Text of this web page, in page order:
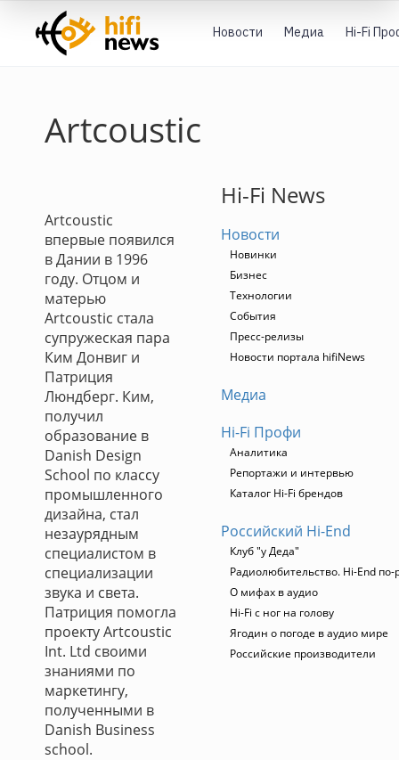
Новости Медиа Hi-Fi
Artcoustic
Artcoustic
впервые появился
в Дании в 1996
году. Отцом и
матерью
Artcoustic стала
супружеская пара
Ким Донвиг и
Патриция
Люндберг. Ким,
получил
образование в
Danish Design
School по классу
промышленного
дизайна, стал
незаурядным
специалистом в
специализации
звука и света.
Патриция помогла
проекту Artcoustic
Int. Ltd своими
знаниями по
маркетингу,
полученными в
Danish Business
school.
Hi-Fi News
Новости
Новинки
Бизнес
Технологии
События
Пресс-релизы
Новости портала hifiNews
Медиа
Hi-Fi Профи
Аналитика
Репортажи и интервью
Каталог Hi-Fi брендов
Российский Hi-End
Клуб "у Деда"
Радиолюбительство. Hi-End по-
О мифах в аудио
Hi-Fi с ног на голову
Ягодин о погоде в аудио мире
Российские производители